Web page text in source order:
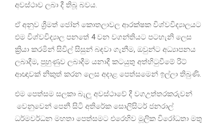
අවස්ථාව ලබා දී තිබූ බවය.
ඒ අනුව ශ්‍රීමත් ජෝන් කොතලාවල ආරක්ෂක විශ්වවිද්‍යාලයට
එම විශ්වවිද්‍යාල පනතේ 4 වන වගන්තියට පටහැනි ලෙස
ක්‍රියා කරමින් සිවිල් සිසුන් බඳවා ගැනීම, ඔවුන්ට අධ්‍යාපනය
ලබාදීම, පුහුණුව ලබාදීම යනාදී කටයුතු අත්හිටුවීමේ රිට්
ආඥාවක් නිකුත් කරන ලෙස අදාළ පෙත්සමෙන් ඉල්ලා තිබුණි.
එම පෙත්සම සලකා බැලූ අවස්ථාවේ දී වගඋත්තරකරුවන්
වෙනුවෙන් පෙනී සිටි අතිරේක සොලිසිටර් ජනරාල්
ධර්මවර්ධන මහතා පෙත්සමට එරෙහිව මූලික විරෝධතා මතු